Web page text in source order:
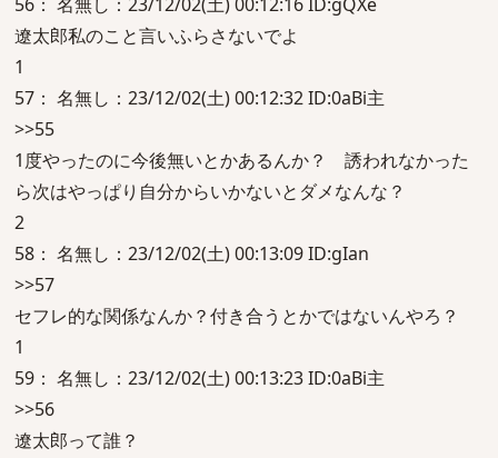
遼太郎私のこと言いふらさないでよ
1
57： 名無し：23/12/02(土) 00:12:32 ID:0aBi主
>>55
1度やったのに今後無いとかあるんか？ 誘われなかった
ら次はやっぱり自分からいかないとダメなんな？
2
58： 名無し：23/12/02(土) 00:13:09 ID:gIan
>>57
セフレ的な関係なんか？付き合うとかではないんやろ？
1
59： 名無し：23/12/02(土) 00:13:23 ID:0aBi主
>>56
遼太郎って誰？